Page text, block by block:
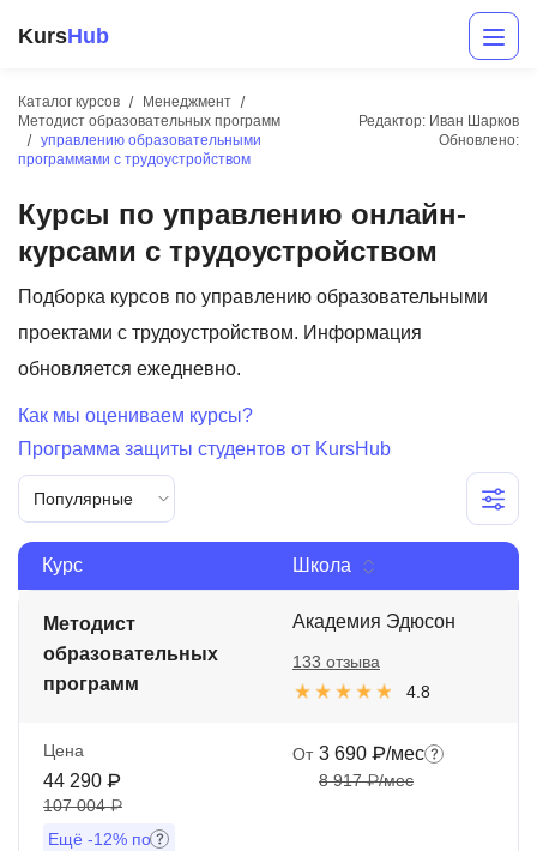
KursHub
Каталог курсов
Менеджмент
Методист образовательных программ
управлению образовательными
программами с трудоустройством
Редактор: Иван Шарков
Обновлено:
Курсы по управлению онлайн-
курсами с трудоустройством
Подборка курсов по управлению образовательными
проектами с трудоустройством. Информация
обновляется ежедневно.
Как мы оцениваем курсы?
Программа защиты студентов от KursHub
Популярные
Курс Школа
Методист
образовательных
программ
Академия Эдюсон
4.8
133 отзыва
Цена
44 290 ₽
107 004 ₽
Ещё -12% по
От 3 690 ₽/мес
8 917 ₽/мес
Разработка
Маркетинг
Дизайн
Аналитика
Менеджмент
Иностранные языки
Soft Skills
ДПО
Акции и промокоды
Рейтинг онлайн-школ